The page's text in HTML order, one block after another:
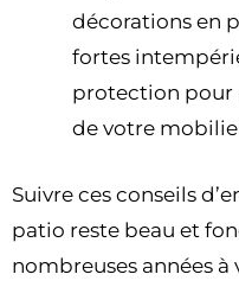
décorations en
fortes
protection pour
de votre
Suivre ces conseils
patio reste beau et
nombreuses années à